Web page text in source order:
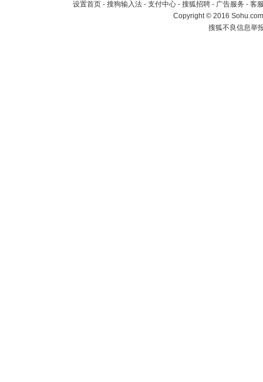
设置首页 - 搜狗输入法 - 支付中心 - 搜狐招聘 - 广告服务 - 客
Copyright©2016
搜狐不良信息举